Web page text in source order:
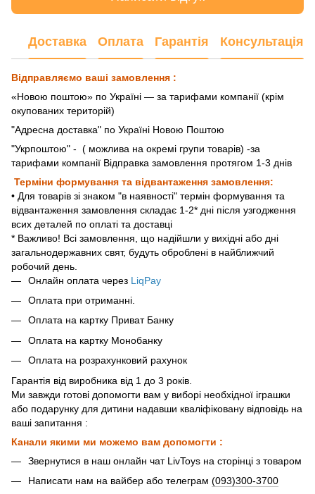
Доставка Оплата Гарантія Консультація
Відправляємо ваші замовлення :
«Новою поштою» по Україні — за тарифами компанії (крім
окупованих територій)
"Адресна доставка" по Україні Новою Поштою
"Укрпоштою" - ( можлива на окремі групи товарів) -за
тарифами компанії Відправка замовлення протягом 1-3 днів
Терміни формування та відвантаження замовлення:
• Для товарів зі знаком "в наявності" термін формування та
відвантаження замовлення складає 1-2* дні після узгодження
всих деталей по оплаті та доставці
* Важливо! Всі замовлення, що надійшли у вихідні або дні
загальнодержавних свят, будуть оброблені в найближчий
робочий день.
Онлайн оплата через LiqPay
Оплата при отриманні.
Оплата на картку Приват Банку
Оплата на картку Монобанку
Оплата на розрахунковий рахунок
Гарантія від виробника від 1 до 3 років.
Ми завжди готові допомогти вам у виборі необхідної іграшки
або подарунку для дитини надавши кваліфіковану відповідь на
ваші запитання :
Канали якими ми можемо вам допомогти :
Звернутися в наш онлайн чат LivToys на сторінці з товаром
Написати нам на вайбер або телеграм (093)300-3700